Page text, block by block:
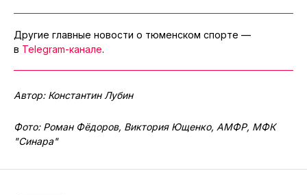
Другие главные новости о тюменском спорте —
в Telegram-канале.
Автор: Константин Лубин
Фото: Роман Фёдоров, Виктория Ющенко, АМФР, МФК
"Синара"